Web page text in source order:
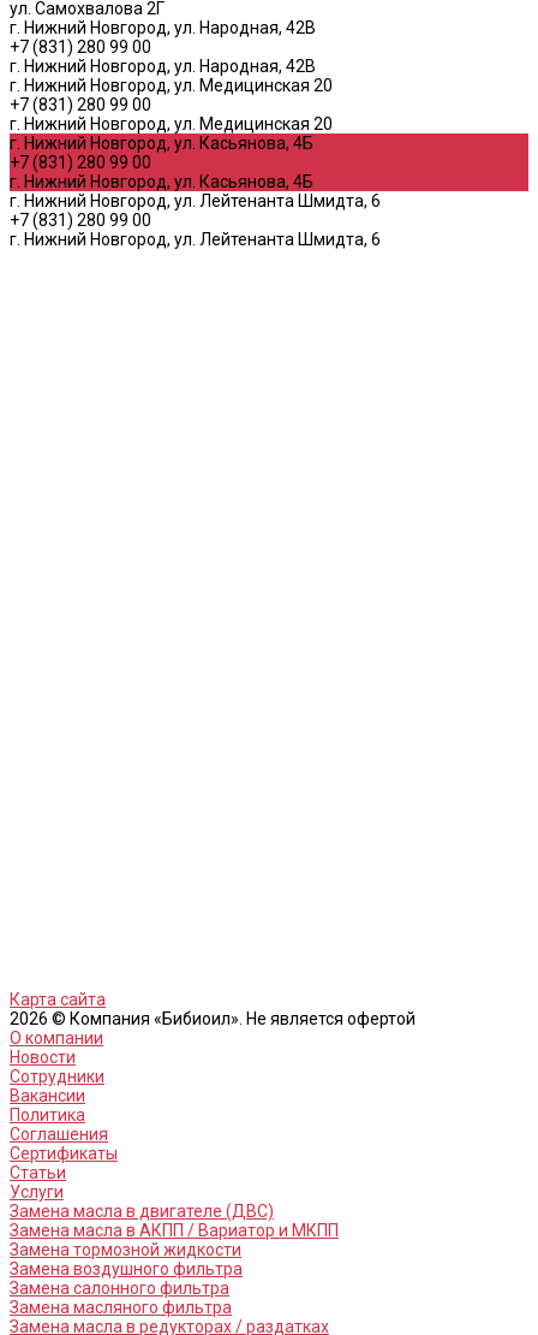
ул. Самохвалова 2Г
г. Нижний Новгород, ул. Народная, 42В
+7 (831) 280 99 00
г. Нижний Новгород, ул. Народная, 42В
г. Нижний Новгород, ул. Медицинская 20
+7 (831) 280 99 00
г. Нижний Новгород, ул. Медицинская 20
г. Нижний Новгород, ул. Касьянова, 4Б
+7 (831) 280 99 00
г. Нижний Новгород, ул. Касьянова, 4Б
г. Нижний Новгород, ул. Лейтенанта Шмидта, 6
+7 (831) 280 99 00
г. Нижний Новгород, ул. Лейтенанта Шмидта, 6
Карта сайта
2026 © Компания «Бибиоил». Не является офертой
О компании
Новости
Сотрудники
Вакансии
Политика
Соглашения
Сертификаты
Статьи
Услуги
Замена масла в двигателе (ДВС)
Замена масла в АКПП / Вариатор и МКПП
Замена тормозной жидкости
Замена воздушного фильтра
Замена салонного фильтра
Замена масляного фильтра
Замена масла в редукторах / раздатках